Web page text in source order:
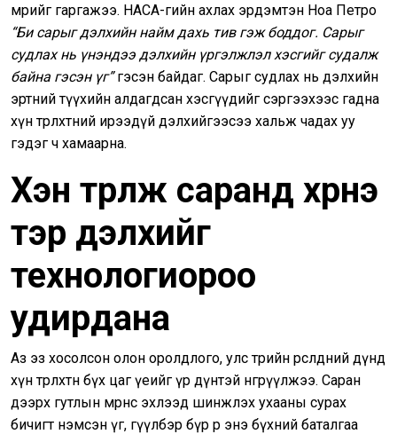
мөрийг гаргажээ. НАСА-гийн ахлах эрдэмтэн Ноа Петро
“Би сарыг дэлхийн найм дахь тив гэж боддог. Сарыг
судлах нь үнэндээ дэлхийн үргэлжлэл хэсгийг судалж
байна гэсэн үг”гэсэн байдаг. Сарыг судлах нь дэлхийн
эртний түүхийн алдагдсан хэсгүүдийг сэргээхээс гадна
хүн төрөлхтний ирээдүй дэлхийгээсээ хальж чадах уу
гэдэг ч хамаарна.
Хэн түрүүлж саранд хүрнэ
тэр дэлхийг
технологиороо
удирдана
Аз эз хосолсон олон оролдлого, улс төрийн өрсөлдөөний дүнд
хүн төрөлхтөн бүх цаг үеийг үр дүнтэй өнгөрүүлжээ. Саран
дээрх гутлын мөрнөөс эхлээд шинжлэх ухааны сурах
бичигт нэмсэн үг, өгүүлбэр бүр өөрөө энэ бүхний баталгаа